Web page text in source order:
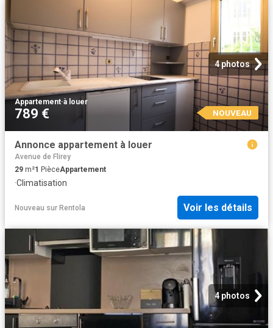
4 photos
Appartement·à louer
789 € NOUVEAU
Annonce appartement à louer
Avenue de Flirey
29 m²1 PièceAppartement
·Climatisation
Nouveau sur Rentola Voir les détails
4 photos